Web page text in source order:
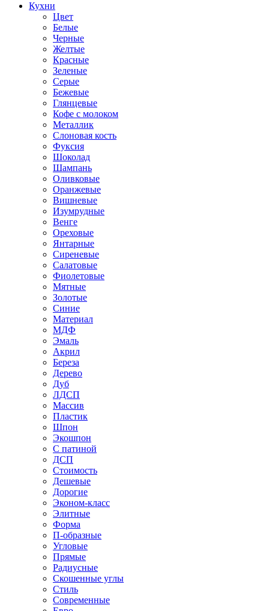
Кухни
Цвет
Белые
Черные
Желтые
Красные
Зеленые
Серые
Бежевые
Глянцевые
Кофе с молоком
Металлик
Слоновая кость
Фуксия
Шоколад
Шампань
Оливковые
Оранжевые
Вишневые
Изумрудные
Венге
Ореховые
Янтарные
Сиреневые
Салатовые
Фиолетовые
Мятные
Золотые
Синие
Материал
МДФ
Эмаль
Акрил
Береза
Дерево
Дуб
ЛДСП
Массив
Пластик
Шпон
Экошпон
С патиной
ДСП
Стоимость
Дешевые
Дорогие
Эконом-класс
Элитные
Форма
П-образные
Угловые
Прямые
Радиусные
Скошенные углы
Стиль
Современные